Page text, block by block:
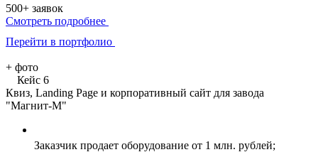
500+ заявок
Смотреть подробнее
Перейти в портфолио
+ фото
Кейс 6
Квиз, Landing Page и корпоративный сайт для завода
"Магнит-М"
Заказчик продает оборудование от 1 млн. рублей;